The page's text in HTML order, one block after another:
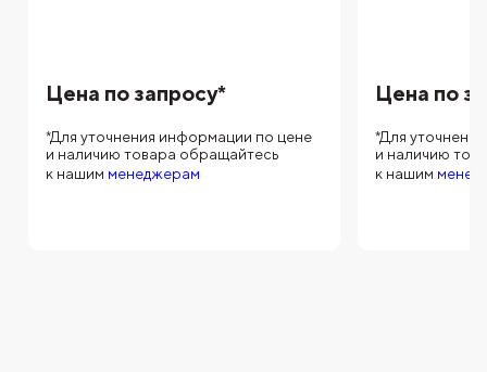
Цена по запросу*
*Для уточнения информации по цене
и наличию товара обращайтесь
к нашим менеджерам
Цена по
*Для
и наличию
к нашим